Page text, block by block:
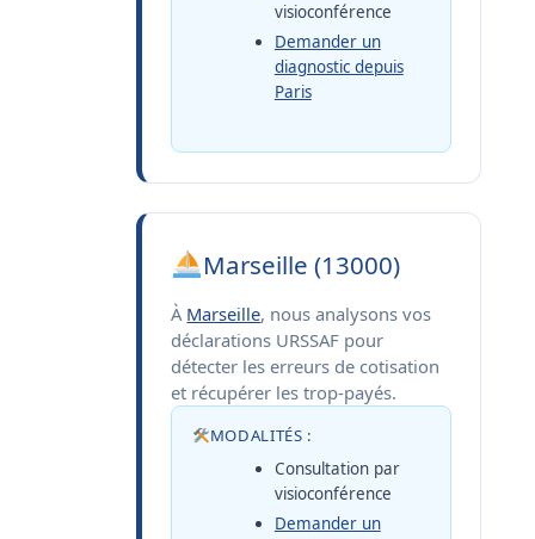
visioconférence
Demander un
diagnostic depuis
Paris
Marseille (13000)
À Marseille, nous analysons vos
déclarations URSSAF pour
détecter les erreurs de cotisation
et récupérer les trop-payés.
MODALITÉS :
Consultation par
visioconférence
Demander un